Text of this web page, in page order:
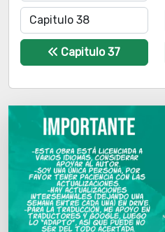
Capitulo 37